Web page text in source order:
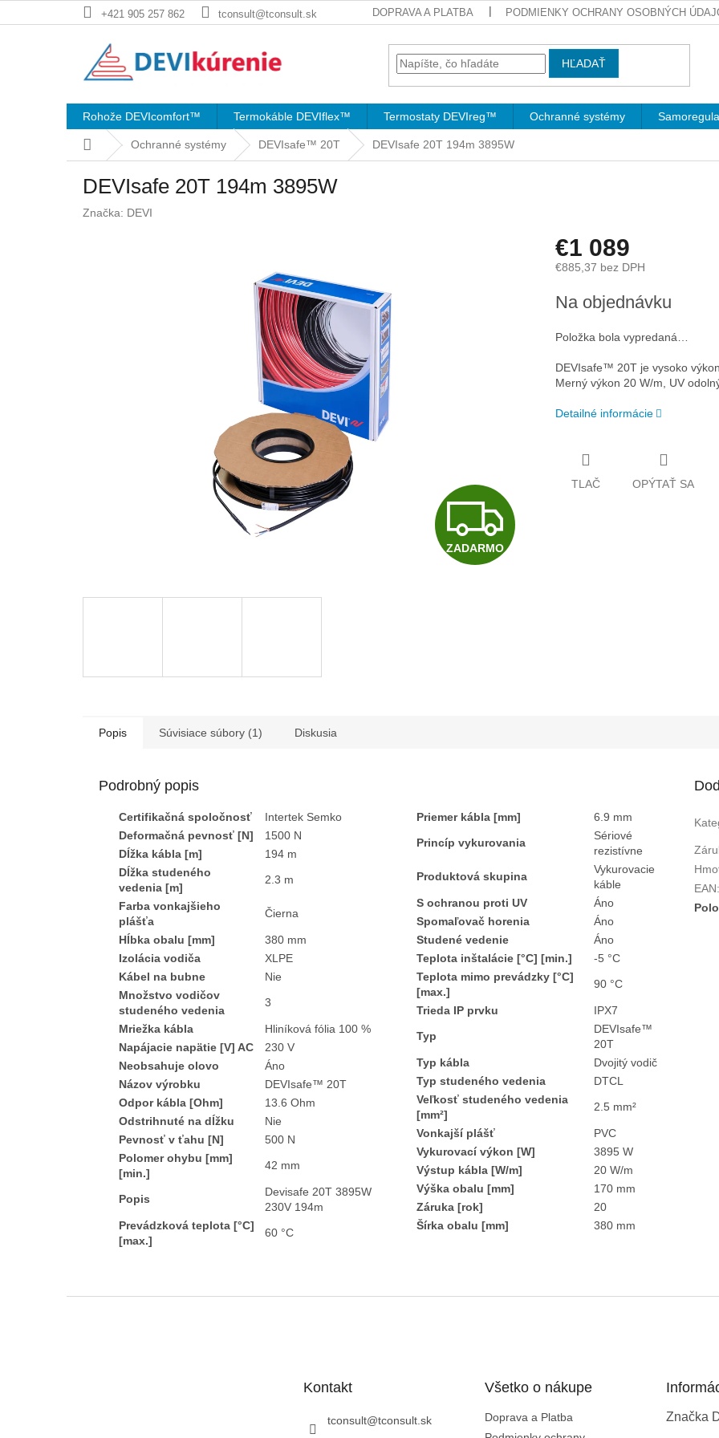
na
+421 905 257 862 tconsult@tconsult.sk DOPRAVA A PLATBA PODMIENKY OCHRANY OSOBNÝCH
HĽADAŤ
Rohože DEVIcomfort™ Termokáble DEVIflex™ Termostaty DEVIreg™ Ochranné systémy
DomovOchranné systémy DEVIsafe™ 20T DEVIsafe 20T 194m 3895W
DEVIsafe 20T 194m 3895W
Značka: DEVI
Z
A
M
O
ZADARMO
€1 089
€885,37 bez DPH
cena:
Na objednávku
Položka bola vypredaná…
DEVIsafe™ 20T je vysoko
Merný výkon 20 W/m, UV
Detailné informácie
TLAČ OPÝTAŤ SA
Popis Súvisiace súbory (1) Diskusia
Podrobný popis
Certifikačná spoločnosť
Intertek Semko
Deformačná pevnosť [N]
1500 N
Dĺžka kábla [m]
194 m
Dĺžka studeného
vedenia [m]
2.3 m
Farba vonkajšieho
plášťa
Čierna
Hĺbka obalu [mm]
380 mm
Izolácia vodiča
XLPE
Kábel na bubne
Nie
Množstvo vodičov
studeného vedenia
3
Mriežka kábla
Hliníková fólia 100 %
Napájacie napätie [V] AC
230 V
Neobsahuje olovo
Áno
Názov výrobku
DEVIsafe™ 20T
Odpor kábla [Ohm]
13.6 Ohm
Odstrihnuté na dĺžku
Nie
Pevnosť v ťahu [N]
500 N
Polomer ohybu [mm]
[min.]
42 mm
Popis
Devisafe 20T 3895W
230V 194m
Prevádzková teplota [°C]
[max.]
60 °C
Priemer kábla [mm]
6.9 mm
Princíp vykurovania
Sériové
rezistívne
Produktová skupina
Vykurovacie
káble
S ochranou proti UV
Áno
Spomaľovač horenia
Áno
Studené vedenie
Áno
Teplota inštalácie [°C] [min.]
-5 °C
Teplota mimo prevádzky [°C]
[max.]
90 °C
Trieda IP prvku
IPX7
Typ
DEVIsafe™
20T
Typ kábla
Dvojitý vodič
Typ studeného vedenia
DTCL
Veľkosť studeného vedenia
[mm²]
2.5 mm²
Vonkajší plášť
PVC
Vykurovací výkon [W]
3895 W
Výstup kábla [W/m]
20 W/m
Výška obalu [mm]
170 mm
Záruka [rok]
20
Šírka obalu [mm]
380 mm
EAN:
Kontakt
tconsult@tconsult.sk
Všetko o nákupe
Doprava a Platba
Značka